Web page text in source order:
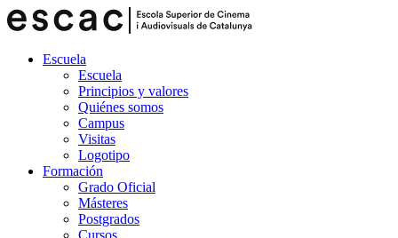
Escuela
Escuela
Principios y valores
Quiénes somos
Campus
Visitas
Logotipo
Formación
Grado Oficial
Másteres
Postgrados
Cursos